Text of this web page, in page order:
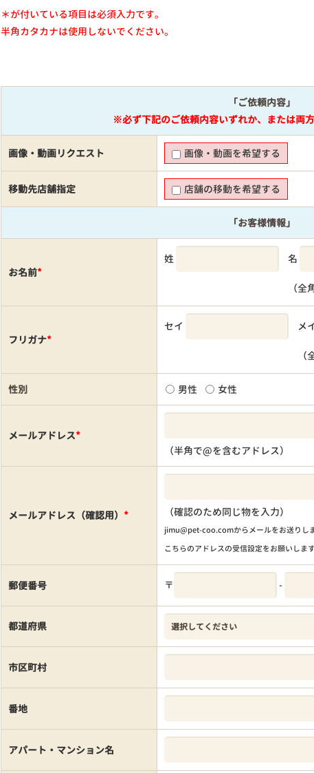
＊が付いている項目は必須入力です。
半角カタカナは使用しないでください。
「ご依頼内容」
※必ず下記のご依頼内容いずれか、または両
画像・動画リクエスト 画像・動画を希望する
移動先店舗指定 店舗の移動を希望する
「お客様情報」
お名前*
姓 名
（全
フリガナ*
セイ メ
（
性別 男性 女性
メールアドレス*
（半角で@を含むアドレス）
メールアドレス（確認用） * （確認のため同じ物を入力）
jimu@pet-coo.comからメールをお送りしま
こちらのアドレスの受信設定をお願いします
郵便番号 〒 -
都道府県
市区町村
番地
アパート・マンション名